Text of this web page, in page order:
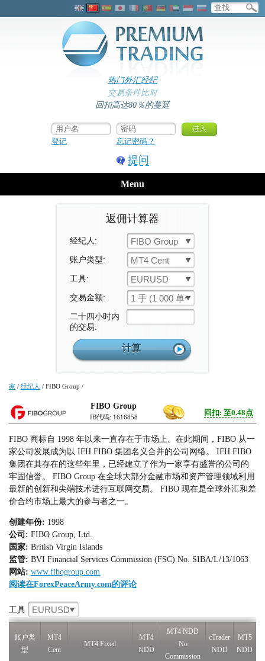
热门外汇经纪
交易条件比对
回扣高达80％的蔓延
登记 忘记密码？
提问
Menu
返佣计算器
经纪人: FIBO Group
账户类型: MT4 Cent
工具: EURUSD
交易金额: 1 手 (1 000 单位)
二十四小时内
的交易:
家 / 经纪人 / FIBO Group /
FIBO Group
IB代码: 1616858 回扣: 至0.48点
FIBO 商标自 1998 年以来一直存在于市场上。在此期间，FIBO 从一
家公司发展成为以 IFH FIBO 集团名义合并的公司网络。 IFH FIBO
集团在其存在的这些年里，已经建立了作为一家享有盛誉的公司的
牢固信誉。 FIBO Group 在全球大部分金融市场和资产管理领域利用
最新的创新和尖端技术进行互联网交易。 FIBO 现在是全球外汇和差
价合约市场上最大的参与者之一。
创建年份: 1998
公司: FIBO Group, Ltd.
国家: British Virgin Islands
监管: BVI Financial Services Commission (FSC) No. SIBA/L/13/1063
网站: www.fibogroup.com
阅读在ForexPeaceArmy.com的评论
工具 EURUSD
账户类
型
MT4
Cent
MT4 Fixed
MT4
NDD
MT4 NDD
No
Commission
cTrader
NDD
MT5
NDD